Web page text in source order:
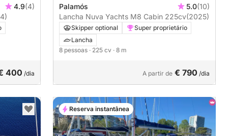
4.9(4)
400 /dia
Palamós 5.0(10)
Lancha Nuva Yachts M8 Cabin 225cv(2025)
Skipper optional
Super proprietário
Lancha
8 pessoas · 225 cv · 8 m
A partir de € 790 /dia
Reserva instantânea